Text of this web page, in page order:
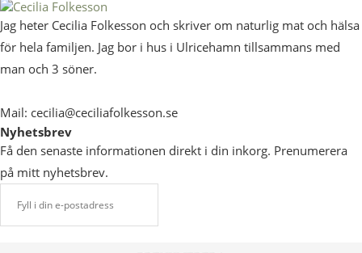
Jag heter Cecilia Folkesson och skriver om naturlig mat och hälsa
för hela familjen. Jag bor i hus i Ulricehamn tillsammans med
man och 3 söner.
Mail: cecilia@ceciliafolkesson.se
Nyhetsbrev
Få den senaste informationen direkt i din inkorg. Prenumerera
på mitt nyhetsbrev.